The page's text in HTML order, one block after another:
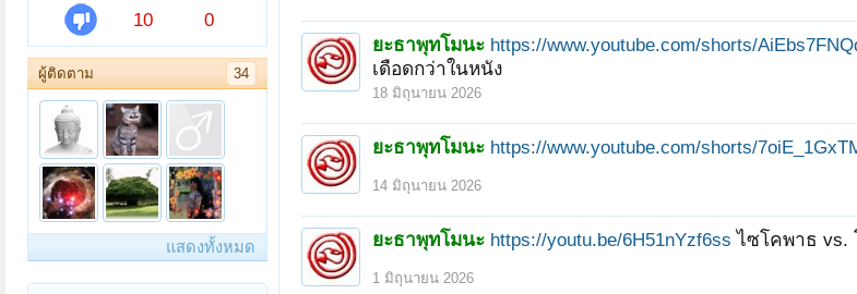
10
0
ผู้ติดตาม 34
แสดงทั้งหมด
ยะธาพุทโมนะ https://www.youtube.com/shorts/
เดือดกว่าในหนัง
18 มิถุนายน 2026
ยะธาพุทโมนะ https://www.youtube.com/shorts/
14 มิถุนายน 2026
ยะธาพุทโมนะ https://youtu.be/6H51nYzf6ss ไซโคพาธ vs.
1 มิถุนายน 2026